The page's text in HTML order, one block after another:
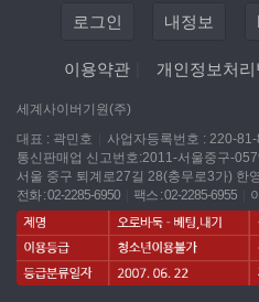
로그인 내정보
이용약관 개인정보처리
세계사이버기원(주)
대표 : 곽민호
사업자등록번호 : 220-
통신판매업 신고번호:2011-서울중구-
서울 중구 퇴계로27길 28(충무로3가) 한
전화 : 02-2285-6950
팩스 : 02-2285-6955